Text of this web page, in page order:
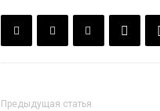
Предыдущая статья